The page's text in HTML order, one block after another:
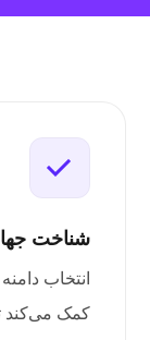
شناخت
کمک می‌کند